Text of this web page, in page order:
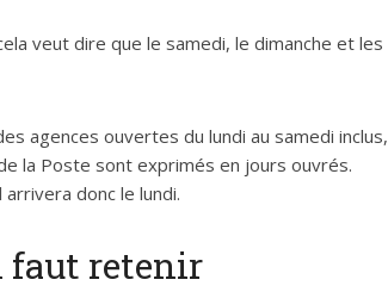
veut dire que le samedi, le dimanche et les
agences ouvertes du lundi au samedi inclus,
la Poste sont exprimés en jours ouvrés.
donc le lundi.
faut retenir